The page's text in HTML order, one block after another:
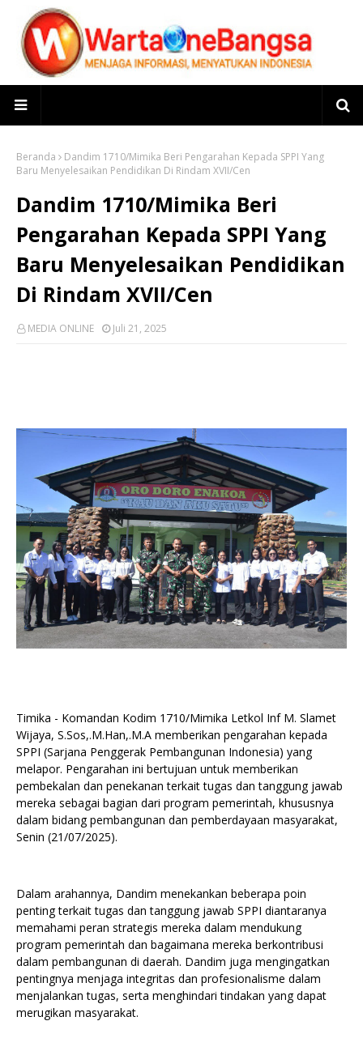
Beranda
Dandim 1710/Mimika Beri Pengarahan Kepada SPPI Yang
Baru Menyelesaikan Pendidikan Di Rindam XVII/Cen
Dandim 1710/Mimika Beri
Pengarahan Kepada SPPI Yang
Baru Menyelesaikan Pendidikan
Di Rindam XVII/Cen
MEDIA ONLINE Juli 21, 2025
Timika - Komandan Kodim 1710/Mimika Letkol Inf M. Slamet
Wijaya, S.Sos,.M.Han,.M.A memberikan pengarahan kepada
SPPI (Sarjana Penggerak Pembangunan Indonesia) yang
melapor. Pengarahan ini bertujuan untuk memberikan
pembekalan dan penekanan terkait tugas dan tanggung jawab
mereka sebagai bagian dari program pemerintah, khususnya
dalam bidang pembangunan dan pemberdayaan masyarakat,
Senin (21/07/2025).
Dalam arahannya, Dandim menekankan beberapa poin
penting terkait tugas dan tanggung jawab SPPI diantaranya
memahami peran strategis mereka dalam mendukung
program pemerintah dan bagaimana mereka berkontribusi
dalam pembangunan di daerah. Dandim juga mengingatkan
pentingnya menjaga integritas dan profesionalisme dalam
menjalankan tugas, serta menghindari tindakan yang dapat
merugikan masyarakat.